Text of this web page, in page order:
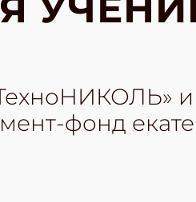
фонд